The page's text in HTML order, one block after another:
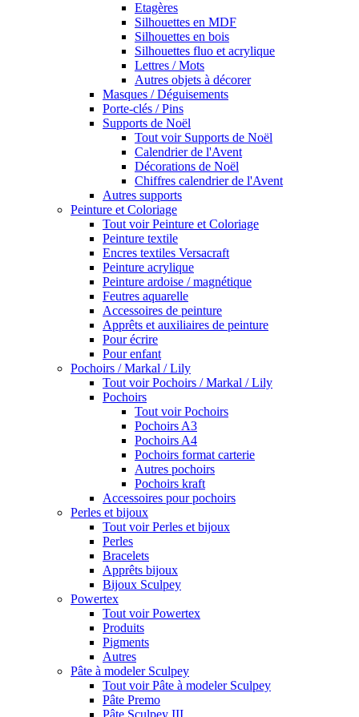
Etagères
Silhouettes en MDF
Silhouettes en bois
Silhouettes fluo et acrylique
Lettres / Mots
Autres objets à décorer
Masques / Déguisements
Porte-clés / Pins
Supports de Noël
Tout voir Supports de Noël
Calendrier de l'Avent
Décorations de Noël
Chiffres calendrier de l'Avent
Autres supports
Peinture et Coloriage
Tout voir Peinture et Coloriage
Peinture textile
Encres textiles Versacraft
Peinture acrylique
Peinture ardoise / magnétique
Feutres aquarelle
Accessoires de peinture
Apprêts et auxiliaires de peinture
Pour écrire
Pour enfant
Pochoirs / Markal / Lily
Tout voir Pochoirs / Markal / Lily
Pochoirs
Tout voir Pochoirs
Pochoirs A3
Pochoirs A4
Pochoirs format carterie
Autres pochoirs
Pochoirs kraft
Accessoires pour pochoirs
Perles et bijoux
Tout voir Perles et bijoux
Perles
Bracelets
Apprêts bijoux
Bijoux Sculpey
Powertex
Tout voir Powertex
Produits
Pigments
Autres
Pâte à modeler Sculpey
Tout voir Pâte à modeler Sculpey
Pâte Premo
Pâte Sculpey III